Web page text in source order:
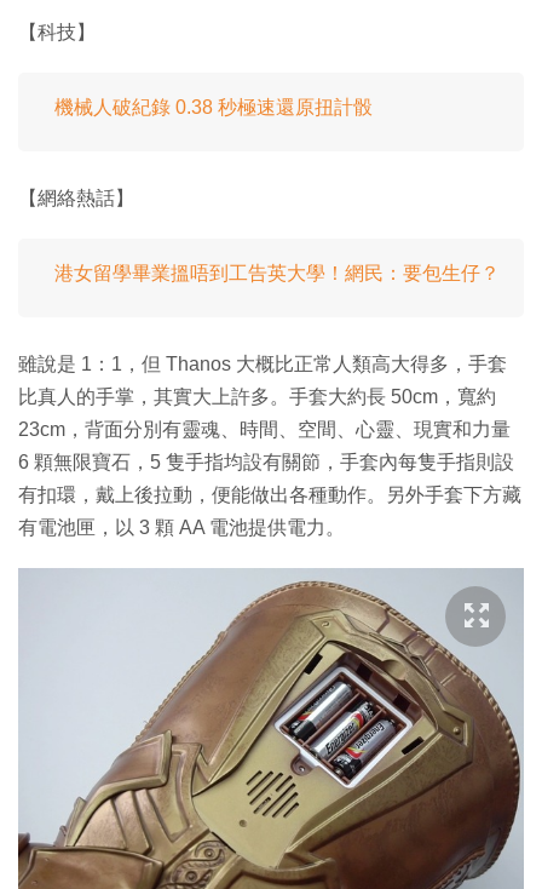
【科技】
機械人破紀錄 0.38 秒極速還原扭計骰
【網絡熱話】
港女留學畢業搵唔到工告英大學！網民：要包生仔？
雖說是 1：1，但 Thanos 大概比正常人類高大得多，手套
比真人的手掌，其實大上許多。手套大約長 50cm，寬約
23cm，背面分別有靈魂、時間、空間、心靈、現實和力量
6 顆無限寶石，5 隻手指均設有關節，手套內每隻手指則設
有扣環，戴上後拉動，便能做出各種動作。另外手套下方藏
有電池匣，以 3 顆 AA 電池提供電力。